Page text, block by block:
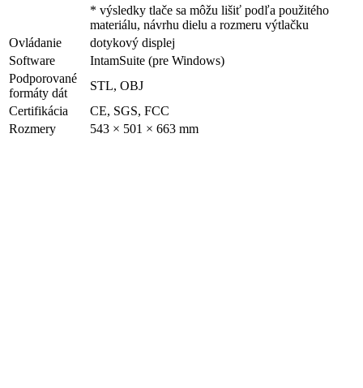
* výsledky tlače sa môžu lišiť podľa použitého
materiálu, návrhu dielu a rozmeru výtlačku
Ovládanie
dotykový displej
Software
IntamSuite (pre Windows)
Podporované
formáty dát
STL, OBJ
Certifikácia
CE, SGS, FCC
Rozmery
543 × 501 × 663 mm